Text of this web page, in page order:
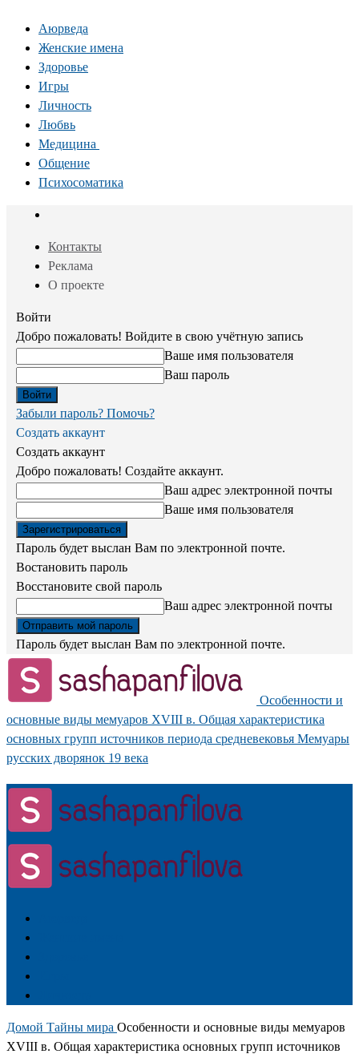
Аюрведа
Женские имена
Здоровье
Игры
Личность
Любвь
Медицина
Общение
Психосоматика
Контакты
Реклама
О проекте
Войти
Добро пожаловать! Войдите в свою учётную запись
Ваше имя пользователя
Ваш пароль
Забыли пароль? Помочь?
Создать аккаунт
Создать аккаунт
Добро пожаловать! Создайте аккаунт.
Ваш адрес электронной почты
Ваше имя пользователя
Пароль будет выслан Вам по электронной почте.
Востановить пароль
Восстановите свой пароль
Ваш адрес электронной почты
Пароль будет выслан Вам по электронной почте.
Особенности и
основные виды мемуаров XVIII в. Общая характеристика
основных групп источников периода средневековья Мемуары
русских дворянок 19 века
Домой Тайны мира Особенности и основные виды мемуаров
XVIII в. Общая характеристика основных групп источников